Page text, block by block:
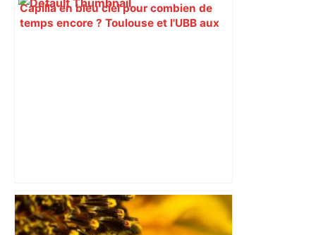
Capilla en bleu ciel pour combien de
temps encore ? Toulouse et l'UBB aux
"On souhaite remettre un peu d’ordre" :
la mairie de Toulouse interdit le